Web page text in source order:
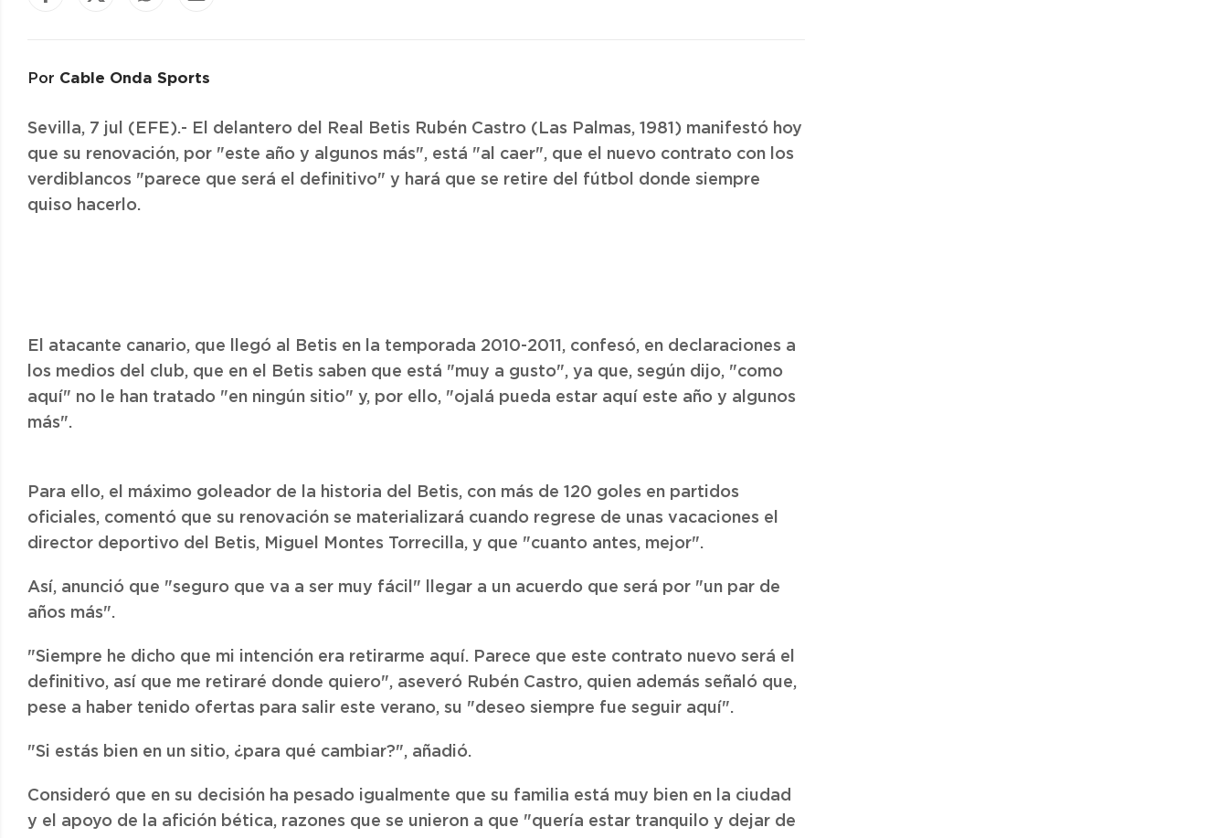
Por Cable Onda Sports
Sevilla, 7 jul (EFE).- El delantero del Real Betis Rubén Castro (Las Palmas, 1981) manifestó hoy
que su renovación, por "este año y algunos más", está "al caer", que el nuevo contrato con los
verdiblancos "parece que será el definitivo" y hará que se retire del fútbol donde siempre
quiso hacerlo.
El atacante canario, que llegó al Betis en la temporada 2010-2011, confesó, en declaraciones a
los medios del club, que en el Betis saben que está "muy a gusto", ya que, según dijo, "como
aquí" no le han tratado "en ningún sitio" y, por ello, "ojalá pueda estar aquí este año y algunos
más".
Para ello, el máximo goleador de la historia del Betis, con más de 120 goles en partidos
oficiales, comentó que su renovación se materializará cuando regrese de unas vacaciones el
director deportivo del Betis, Miguel Montes Torrecilla, y que "cuanto antes, mejor".
Así, anunció que "seguro que va a ser muy fácil" llegar a un acuerdo que será por "un par de
años más".
"Siempre he dicho que mi intención era retirarme aquí. Parece que este contrato nuevo será el
definitivo, así que me retiraré donde quiero", aseveró Rubén Castro, quien además señaló que,
pese a haber tenido ofertas para salir este verano, su "deseo siempre fue seguir aquí".
"Si estás bien en un sitio, ¿para qué cambiar?", añadió.
Consideró que en su decisión ha pesado igualmente que su familia está muy bien en la ciudad
y el apoyo de la afición bética, razones que se unieron a que "quería estar tranquilo y dejar de